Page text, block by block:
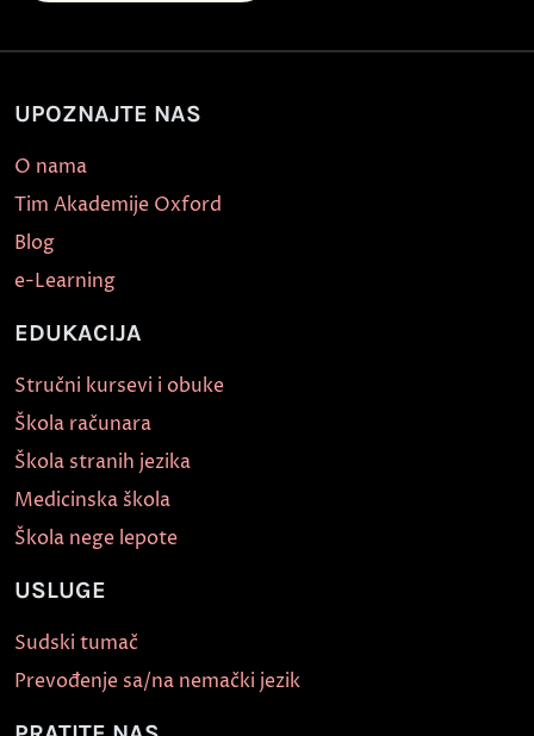
UPOZNAJTE NAS
O nama
Tim Akademije Oxford
Blog
e-Learning
EDUKACIJA
Stručni kursevi i obuke
Škola računara
Škola stranih jezika
Medicinska škola
Škola nege lepote
USLUGE
Sudski tumač
Prevođenje sa/na nemački jezik